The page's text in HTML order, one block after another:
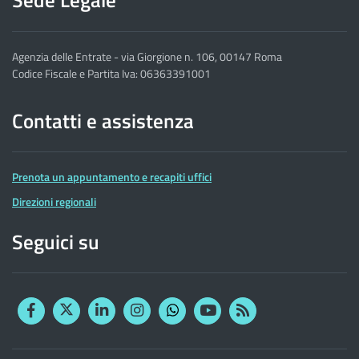
Agenzia delle Entrate - via Giorgione n. 106, 00147 Roma
Codice Fiscale e Partita Iva: 06363391001
Contatti e assistenza
Prenota un appuntamento e recapiti uffici
Direzioni regionali
Seguici su
FacebookTwitterLinkedinInstagram
YouTubeRSS